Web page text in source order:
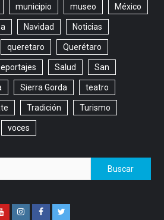
municipio museo México
Navidad Noticias
queretaro Querétaro
Salud San
Sierra Gorda teatro
Tradición Turismo
voces